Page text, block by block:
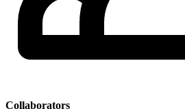
Collaborators